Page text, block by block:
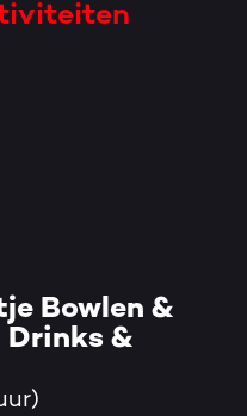
Bowlen &
Drinks &